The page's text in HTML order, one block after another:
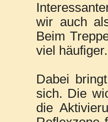
wir auch
Beim
viel häufiger.
Dabei
sich. Die
die